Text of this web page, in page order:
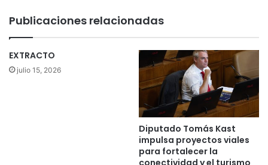
Publicaciones relacionadas
EXTRACTO
julio 15, 2026
Diputado Tomás Kast
impulsa proyectos viales
para fortalecer la